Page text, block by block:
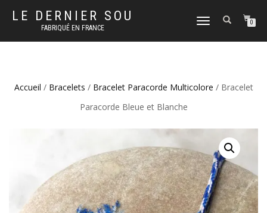
LE DERNIER SOU
FABRIQUÉ EN FRANCE
DÉPLIER
NAVIGATION
0
Accueil / Bracelets / Bracelet Paracorde Multicolore / Bracelet
Paracorde Bleue et Blanche